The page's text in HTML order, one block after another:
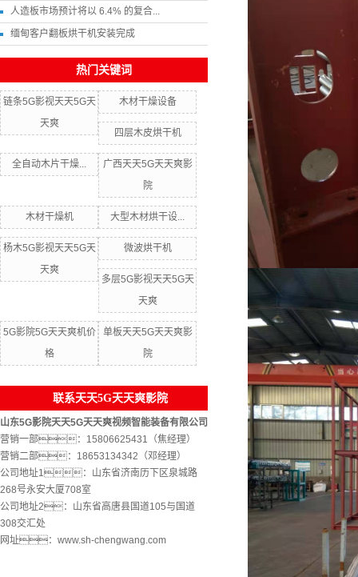
人造板市场预计将以 6.4% 的复合...
缅甸客户翻板烘干机安装完成
热门关键词
链条5G影视天天5G天
天爽
木材干燥设备
四层木皮烘干机
全自动木片干燥...
广西天天5G天天爽影
院
木材干燥机 大型木材烘干设...
杨木5G影视天天5G天
天爽
微波烘干机
多层5G影视天天5G天
天爽
5G影院5G天天爽机价
格
单板天天5G天天爽影
院
联系天天5G天天爽影院
山东5G影院天天5G天天爽视频智能装备有限公司
营销一部：15806625431（焦经理）
营销二部：18653134342（邓经理）
公司地址1：山东省济南历下区泉城路
268号永安大厦708室
公司地址2：山东省高唐县国道105与国道
308交汇处
网址：www.sh-chengwang.com